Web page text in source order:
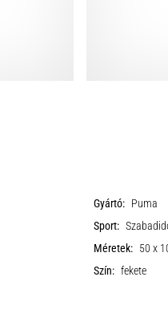
Gyártó: Puma
Sport:
Méretek: 50 x
Szín: fekete